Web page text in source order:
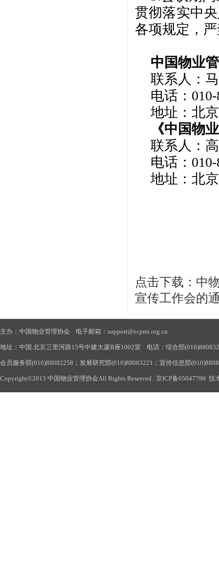
贯彻落实中
各项规定，
中国物业
联系人：
电话：
地址：北
《中国物
联系人：
电话：
地址：北
点击下载：中
宣传工作会的
主办：中国物业管理协会 电子邮箱：support@ecpmi.org.cn
地址：中国.北京三里河路15号中建大厦B座1002室 电话：综合部
会员服务部(010)88082258；发展研究部(010)88083221；宣传信息部
Copyright©2013 中国物业管理协会All Rights Reserved. 京ICP备05047796 技